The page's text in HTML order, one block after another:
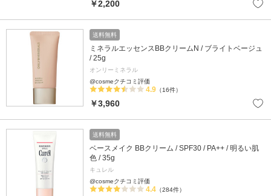
￥2,200
送料無料
ミネラルエッセンスBBクリームN / ブライトベージュ
/ 25g
オンリーミネラル
@cosmeクチコミ評価
4.9 （16件）
￥3,960
送料無料
ベースメイク BBクリーム / SPF30 / PA++ / 明るい肌
色 / 35g
キュレル
@cosmeクチコミ評価
4.4 （284件）